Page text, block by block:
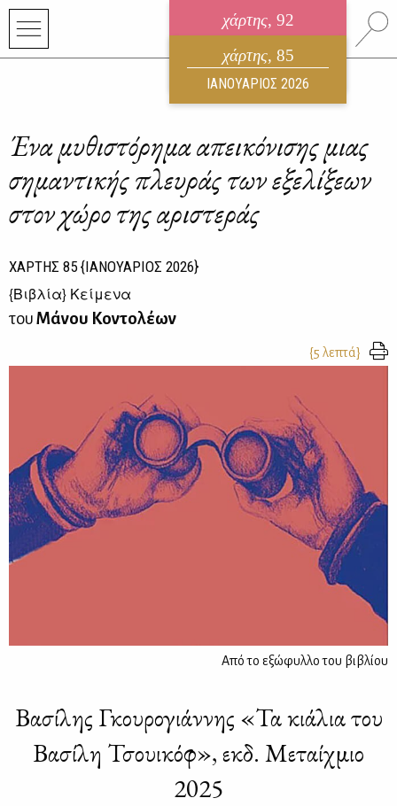
χάρτης, 92
ηλεκτρονικό περιοδικό
ΑΥΓΟΥΣΤΟΣ 2026
χάρτης, 85
ΙΑΝΟΥΑΡΙΟΣ 2026
Ένα μυθιστόρημα απεικόνισης μιας
σημαντικής πλευράς των εξελίξεων
στον χώρο της αριστεράς
ΧΑΡΤΗΣ 85 {ΙΑΝΟΥΑΡΙΟΣ 2026}
{Βιβλία} Κείμενα
τουΜάνου Κοντολέων
{5 λεπτά}
Από το εξώφυλλο του βιβλίου
Βασίλης Γκουρογιάννης «Τα κιάλια του
Βασίλη Τσουικόφ», εκδ. Μεταίχμιο
2025